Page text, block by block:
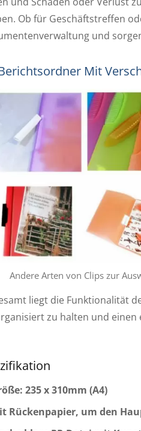
Ob für Geschäftstreffen
und
Mit
Andere Arten von Clips zur
liegt die Funktionalität
zu halten und
235 x 310mm (A4)
Rückenpapier, um den